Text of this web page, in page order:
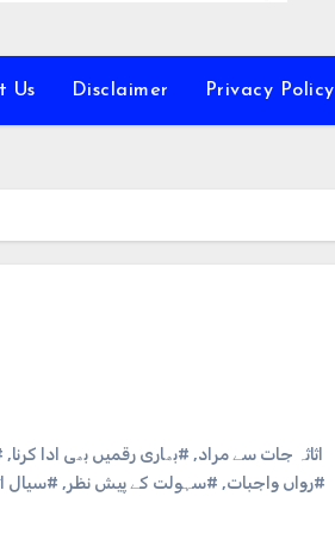
Us Disclaimer Privacy Policy
#اثاثہ جات سے مراد, #بھاری رقمیں بھی ادا کرنا,
#رواں واجبات, #سہولت کے پیش نظر, #سیال